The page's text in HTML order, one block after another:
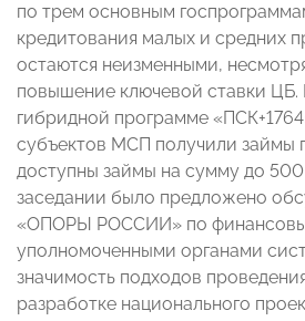
по трем основным
кредитования малых и средних
остаются неизменными,
повышение ключевой ставки ЦБ.
гибридной программе
субъектов МСП получили займы
доступны займы на сумму до
заседании было предложено
«ОПОРЫ РОССИИ» по
уполномоченными органами
значимость подходов
разработке национального